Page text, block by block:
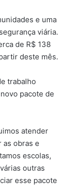
e uma
viária.
de R$ 138
deste mês.
trabalho
pacote de
atender
as obras e
escolas,
outras
esse pacote